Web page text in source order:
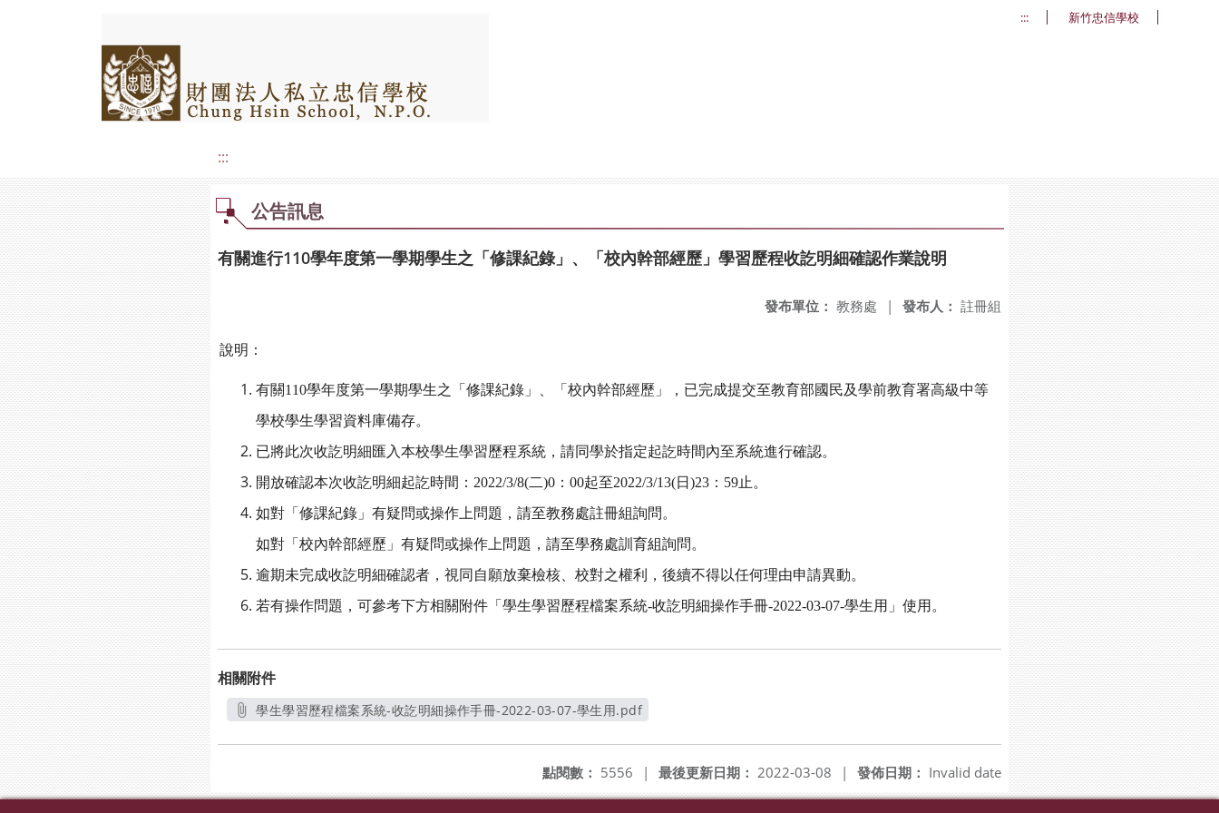
::: 新竹忠信學校
:::
公告訊息
有關進行110學年度第一學期學生之「修課紀錄」、「校內幹部經歷」學習歷程收訖明細確認作業說明
發布人： 註冊組
發布單位： 教務處 |
說明：
有關110學年度第一學期學生之「修課紀錄」、「校內幹部經歷」，已完成提交至教育部國民及學前教育署高級中等
學校學生學習資料庫備存。
已將此次收訖明細匯入本校學生學習歷程系統，請同學於指定起訖時間內至系統進行確認。
開放確認本次收訖明細起訖時間：2022/3/8(二)0：00起至2022/3/13(日)23：59止。
如對「修課紀錄」有疑問或操作上問題，請至教務處註冊組詢問。
如對「校內幹部經歷」有疑問或操作上問題，請至學務處訓育組詢問。
逾期未完成收訖明細確認者，視同自願放棄檢核、校對之權利，後續不得以任何理由申請異動。
若有操作問題，可參考下方相關附件 「 學生學習歷程檔案系統-收訖明細操作手冊-2022-03-07-學生用 」使用 。
相關附件
學生學習歷程檔案系統-收訖明細操作手冊-2022-03-07-學生用.pdf
發佈日期： Invalid date
最後更新日期： 2022-03-08 |
點閱數： 5556 |